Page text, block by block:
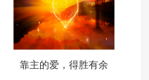
靠主的爱，得胜有余